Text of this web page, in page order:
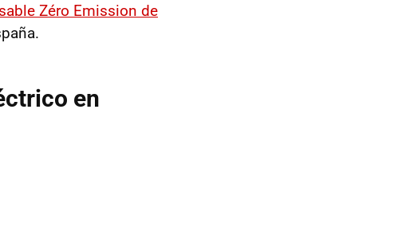
Zéro Emission de
en